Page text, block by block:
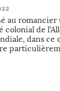
au
de
dans ce